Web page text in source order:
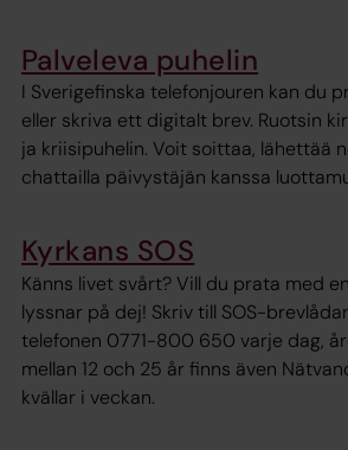
Palveleva puhelin
I Sverigefinska telefonjouren kan du
eller skriva ett digitalt brev. Ruotsin
ja kriisipuhelin. Voit soittaa, lähettää
chattailla päivystäjän kanssa
Kyrkans SOS
Känns livet svårt? Vill du prata med
lyssnar på dej! Skriv till SOS-
telefonen 0771-800 650 varje dag,
mellan 12 och 25 år finns även
kvällar i veckan.